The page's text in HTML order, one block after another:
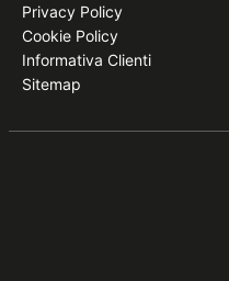
Privacy Policy
Cookie Policy
Informativa Clienti
Sitemap